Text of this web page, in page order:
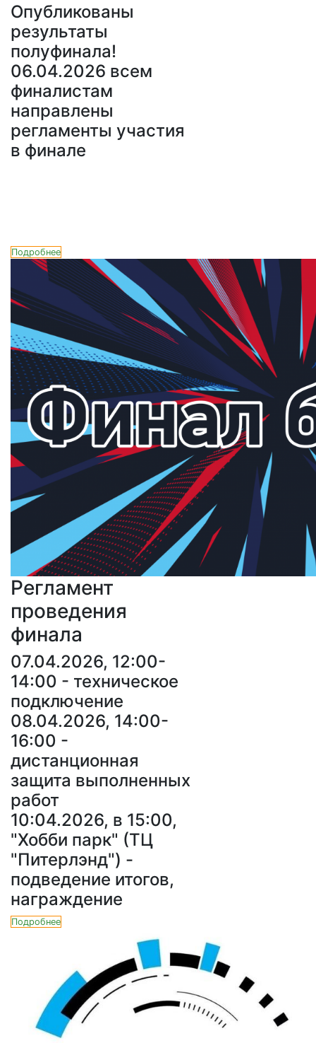
Опубликованы
результаты
полуфинала!
06.04.2026 всем
финалистам
направлены
регламенты участия
в финале
Подробнее
Регламент
проведения
финала
07.04.2026, 12:00-
14:00 - техническое
подключение
08.04.2026, 14:00-
16:00 -
дистанционная
защита выполненных
работ
10:04.2026, в 15:00,
"Хобби парк" (ТЦ
"Питерлэнд") -
подведение итогов,
награждение
Подробнее